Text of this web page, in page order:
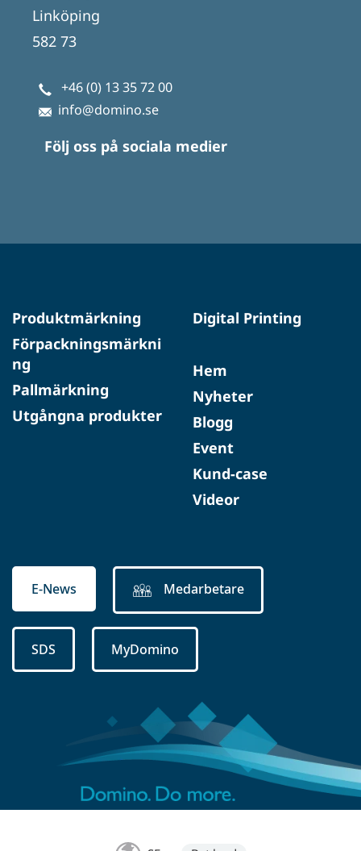
Linköping
582 73
+46 (0) 13 35 72 00
info@domino.se
Följ oss på sociala medier
Produktmärkning
Förpackningsmärkni
ng
Pallmärkning
Utgångna produkter
Digital Printing
Hem
Nyheter
Blogg
Event
Kund-case
Videor
E-News Medarbetare
SDS MyDomino